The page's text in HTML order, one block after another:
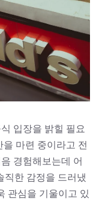
입장을 밝힐 필요
마련 중이라고 전
경험해보는데 어
직한 감정을 드러냈
관심을 기울이고 있